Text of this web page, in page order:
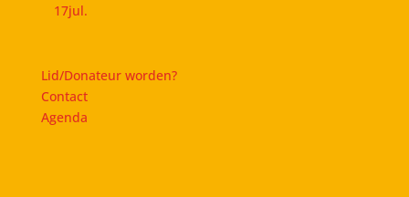
17jul.
Lid/Donateur worden?
Contact
Agenda